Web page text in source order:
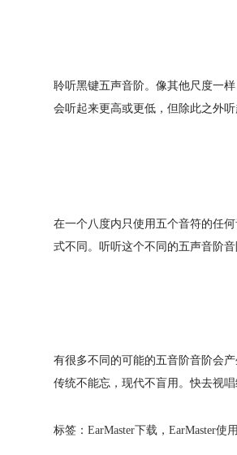
聆听黑键五声音阶。像其他尺度一
会听起来更高或更低，但除此之外
在一个八度内只使用五个音符的任
式不同。听听这个不同的五声音阶音
有很多不同的可能的五音阶音阶会
传统不能忘，现代不盲用。快去视唱
标签： EarMaster下载 ， EarMaster使